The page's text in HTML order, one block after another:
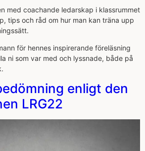
med coachande ledarskap i klassrummet
tips och råd om hur man kan träna upp
för hennes inspirerande föreläsning
ni som var med och lyssnade, både på
enligt den
LRG22